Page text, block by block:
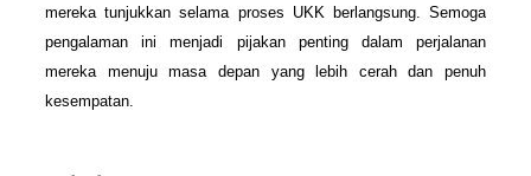
mereka tunjukkan selama proses UKK berlangsung. Semoga
pengalaman ini menjadi pijakan penting dalam perjalanan
mereka menuju masa depan yang lebih cerah dan penuh
kesempatan.